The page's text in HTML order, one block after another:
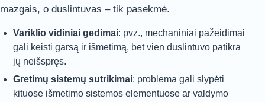
mazgais, o duslintuvas – tik pasekmė.
Variklio vidiniai gedimai: pvz., mechaniniai pažeidimai
gali keisti garsą ir išmetimą, bet vien duslintuvo patikra
jų neišspręs.
Gretimų sistemų sutrikimai: problema gali slypėti
kituose išmetimo sistemos elementuose ar valdymo